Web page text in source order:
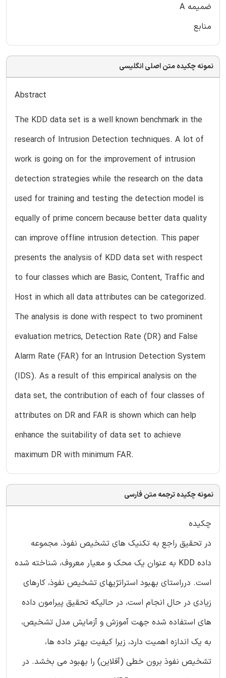
ضمیمه A
منابع
نمونه چکیده متن اصلی انگلیسی
Abstract
The KDD data set is a well known benchmark in the
research of Intrusion Detection techniques. A lot of
work is going on for the improvement of intrusion
detection strategies while the research on the data
used for training and testing the detection model is
equally of prime concern because better data quality
can improve offline intrusion detection. This paper
presents the analysis of KDD data set with respect
to four classes which are Basic, Content, Traffic and
Host in which all data attributes can be categorized.
The analysis is done with respect to two prominent
evaluation metrics, Detection Rate (DR) and False
Alarm Rate (FAR) for an Intrusion Detection System
(IDS). As a result of this empirical analysis on the
data set, the contribution of each of four classes of
attributes on DR and FAR is shown which can help
enhance the suitability of data set to achieve
maximum DR with minimum FAR.
نمونه چکیده ترجمه متن فارسی
چکیده
در تحقیق راجع به تکنیک های تشخیص نفوذ، مجموعه
داده KDD به عنوان یک محک و معیار معروف، شناخته شده
است. درراستای بهبود استراتژیهای تشخیص نفوذ، کارهای
زیادی در حال انجام است، در حالیکه تحقیق پیرامون داده
های استفاده شده جهت آموزش و آزمایش مدل تشخیص،
به یک اندازه اهمیت دارد، زیرا کیفیت بهتر داده ها،
تشخیص نفوذ برون خطی (آفلاین) را بهبود می بخشد. در